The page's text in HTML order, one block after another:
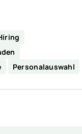
Personalauswahl